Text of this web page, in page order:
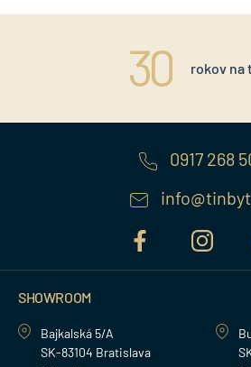
rokov na
0917 268
SHOWROOM
Bajkalská 5/A
SK-83104 Bratislava